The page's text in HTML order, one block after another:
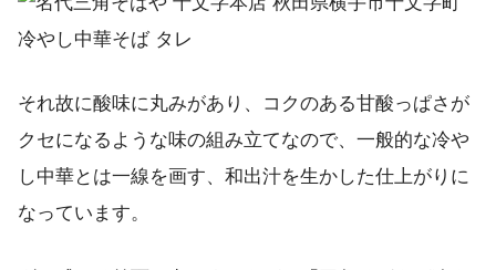
それ故に酸味に丸みがあり、コクのある甘酸っぱさが
クセになるような味の組み立てなので、一般的な冷や
し中華とは一線を画す、和出汁を生かした仕上がりに
なっています。